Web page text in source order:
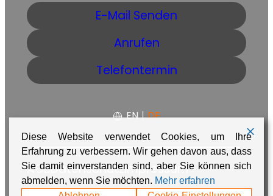
E-Mail Senden
Anrufen
Telefontermin
EN | DE
AGBDatenschutzImpressum
Diese Website verwendet Cookies, um Ihre
Erfahrung zu verbessern. Wir gehen davon aus, dass
Sie damit einverstanden sind, aber Sie können sich
abmelden, wenn Sie möchten. Mehr erfahren